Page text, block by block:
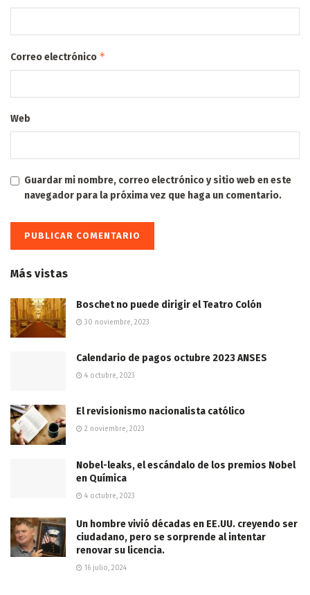
Correo electrónico *
Web
Guardar mi nombre, correo electrónico y sitio web en este
navegador para la próxima vez que haga un comentario.
Más vistas
Boschet no puede dirigir el Teatro Colón
30 noviembre, 2023
Calendario de pagos octubre 2023 ANSES
4 octubre, 2023
El revisionismo nacionalista católico
2 noviembre, 2023
Nobel-leaks, el escándalo de los premios Nobel
en Química
4 octubre, 2023
Un hombre vivió décadas en EE.UU. creyendo ser
ciudadano, pero se sorprende al intentar
renovar su licencia.
16 julio, 2024